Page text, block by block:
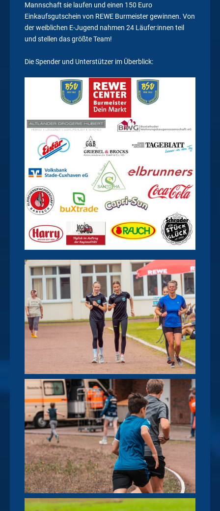
Mannschaft sie laufen und einen 150 Euro
Einkaufsgutschein von REWE Burmeister gewinnen. Von
der weiblichen E-Jugend nahmen 24 Läufer:innen teil
und stellen das größte Team!
Die Spender und Unterstützer im Überblick: